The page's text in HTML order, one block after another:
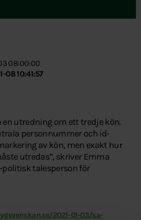
08:00:00
08 10:41:57
utredning om ett tredje kön.
personnummer och id-
av kön, men exakt hur
utredas”, skriver Emma
talesperson för
2021-01-03/sa-